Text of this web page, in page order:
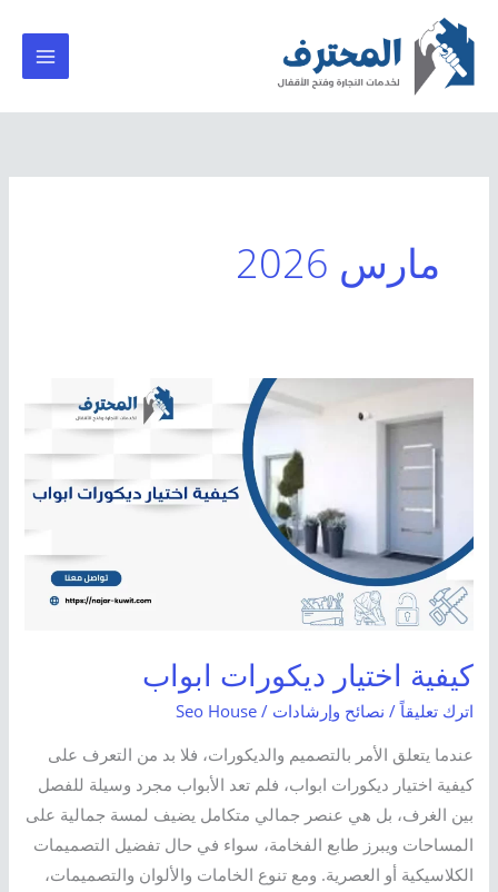
المحتوى
مارس 2026
كيفية اختيار ديكورات ابواب
اترك تعليقاً / نصائح وإرشادات /
Seo House
عندما يتعلق الأمر بالتصميم والديكورات، فلا بد من التعرف على
كيفية اختيار ديكورات ابواب، فلم تعد الأبواب مجرد وسيلة للفصل
بين الغرف، بل هي عنصر جمالي متكامل يضيف لمسة جمالية على
المساحات ويبرز طابع الفخامة، سواء في حال تفضيل التصميمات
الكلاسيكية أو العصرية. ومع تنوع الخامات والألوان والتصميمات،
اختيار
ديكورات